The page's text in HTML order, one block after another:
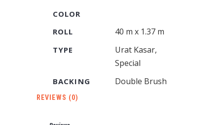
COLOR
ROLL
40 m x 1.37 m
TYPE
Urat Kasar,
Special
BACKING Double Brush
REVIEWS (0)